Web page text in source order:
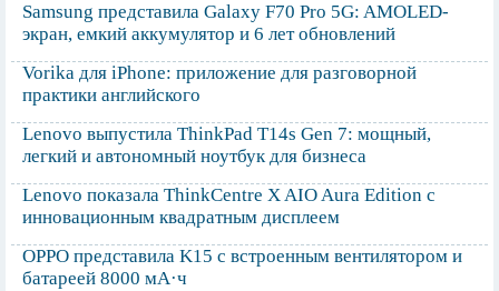
Samsung представила Galaxy F70 Pro 5G: AMOLED-
экран, емкий аккумулятор и 6 лет обновлений
Vorika для iPhone: приложение для разговорной
практики английского
Lenovo выпустила ThinkPad T14s Gen 7: мощный,
легкий и автономный ноутбук для бизнеса
Lenovo показала ThinkCentre X AIO Aura Edition с
инновационным квадратным дисплеем
OPPO представила K15 с встроенным вентилятором и
батареей 8000 мА·ч